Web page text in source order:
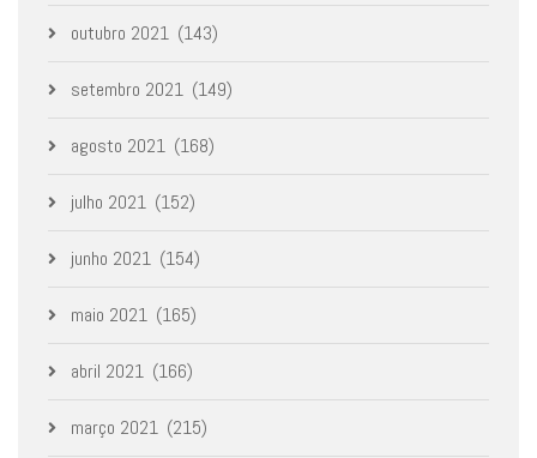
outubro 2021 (143)
setembro 2021 (149)
agosto 2021 (168)
julho 2021 (152)
junho 2021 (154)
maio 2021 (165)
abril 2021 (166)
março 2021 (215)